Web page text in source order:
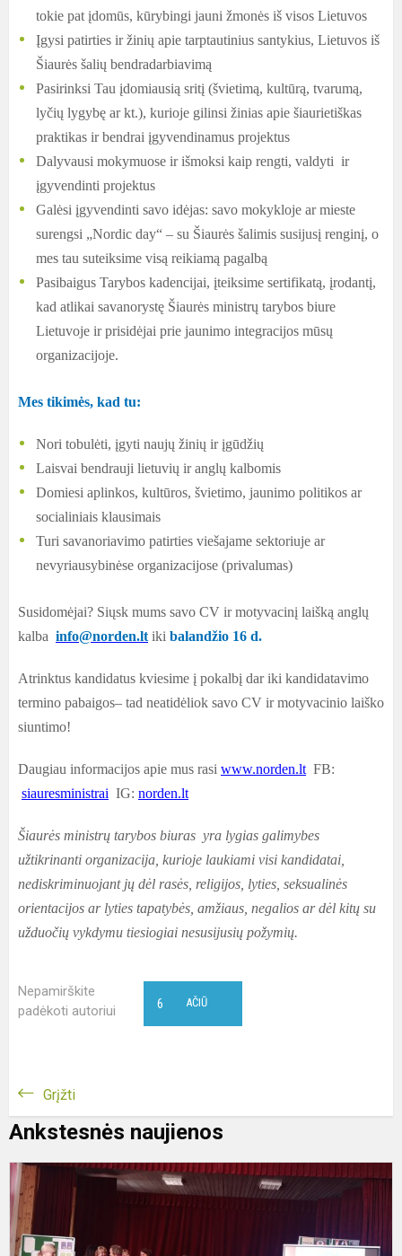
tokie pat įdomūs, kūrybingi jauni žmonės iš visos Lietuvos
Įgysi patirties ir žinių apie tarptautinius santykius, Lietuvos iš
Šiaurės šalių bendradarbiavimą
Pasirinksi Tau įdomiausią sritį (švietimą, kultūrą, tvarumą,
lyčių lygybę ar kt.), kurioje gilinsi žinias apie šiaurietiškas
praktikas ir bendrai įgyvendinamus projektus
Dalyvausi mokymuose ir išmoksi kaip rengti, valdyti ir
įgyvendinti projektus
Galėsi įgyvendinti savo idėjas: savo mokykloje ar mieste
surengsi „Nordic day“ – su Šiaurės šalimis susijusį renginį, o
mes tau suteiksime visą reikiamą pagalbą
Pasibaigus Tarybos kadencijai, įteiksime sertifikatą, įrodantį,
kad atlikai savanorystę Šiaurės ministrų tarybos biure
Lietuvoje ir prisidėjai prie jaunimo integracijos mūsų
organizacijoje.
Mes tikimės, kad tu:
Nori tobulėti, įgyti naujų žinių ir įgūdžių
Laisvai bendrauji lietuvių ir anglų kalbomis
Domiesi aplinkos, kultūros, švietimo, jaunimo politikos ar
socialiniais klausimais
Turi savanoriavimo patirties viešajame sektoriuje ar
nevyriausybinėse organizacijose (privalumas)
Susidomėjai? Siųsk mums savo CV ir motyvacinį laišką anglų
kalba info@norden.lt iki balandžio 16 d.
Atrinktus kandidatus kviesime į pokalbį dar iki kandidatavimo
termino pabaigos– tad neatidėliok savo CV ir motyvacinio laiško
siuntimo!
Daugiau informacijos apie mus rasi www.norden.lt FB:
siauresministrai IG: norden.lt
Šiaurės ministrų tarybos biuras yra lygias galimybes
užtikrinanti organizacija, kurioje laukiami visi kandidatai,
nediskriminuojant jų dėl rasės, religijos, lyties, seksualinės
orientacijos ar lyties tapatybės, amžiaus, negalios ar dėl kitų su
užduočių vykdymu tiesiogiai nesusijusių požymių.
Nepamirškite
padėkoti autoriui
AČIŪ
6
Grįžti
Ankstesnės naujienos